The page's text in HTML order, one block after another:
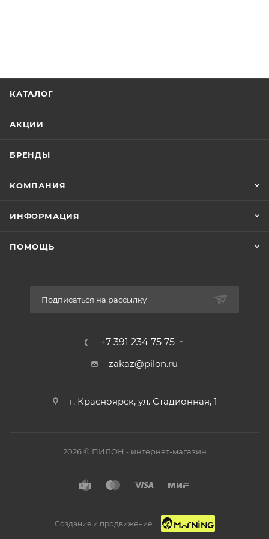
КАТАЛОГ
АКЦИИ
БРЕНДЫ
КОМПАНИЯ
ИНФОРМАЦИЯ
ПОМОЩЬ
Подписаться на рассылку
+7 391 234 75 75
zakaz@pilon.ru
г. Красноярск, ул. Стадионная, 1
2026 © ПИЛОН - интернет-магазин
Создание и продвижение